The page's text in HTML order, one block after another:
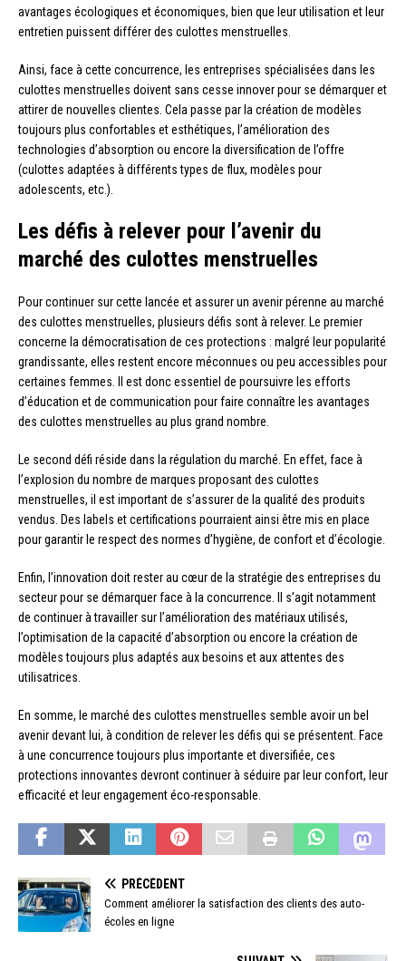
avantages écologiques et économiques, bien que leur utilisation et leur
entretien puissent différer des culottes menstruelles.
Ainsi, face à cette concurrence, les entreprises spécialisées dans les
culottes menstruelles doivent sans cesse innover pour se démarquer et
attirer de nouvelles clientes. Cela passe par la création de modèles
toujours plus confortables et esthétiques, l’amélioration des
technologies d’absorption ou encore la diversification de l’offre
(culottes adaptées à différents types de flux, modèles pour
adolescents, etc.).
Les défis à relever pour l’avenir du
marché des culottes menstruelles
Pour continuer sur cette lancée et assurer un avenir pérenne au marché
des culottes menstruelles, plusieurs défis sont à relever. Le premier
concerne la démocratisation de ces protections : malgré leur popularité
grandissante, elles restent encore méconnues ou peu accessibles pour
certaines femmes. Il est donc essentiel de poursuivre les efforts
d’éducation et de communication pour faire connaître les avantages
des culottes menstruelles au plus grand nombre.
Le second défi réside dans la régulation du marché. En effet, face à
l’explosion du nombre de marques proposant des culottes
menstruelles, il est important de s’assurer de la qualité des produits
vendus. Des labels et certifications pourraient ainsi être mis en place
pour garantir le respect des normes d’hygiène, de confort et d’écologie.
Enfin, l’innovation doit rester au cœur de la stratégie des entreprises du
secteur pour se démarquer face à la concurrence. Il s’agit notamment
de continuer à travailler sur l’amélioration des matériaux utilisés,
l’optimisation de la capacité d’absorption ou encore la création de
modèles toujours plus adaptés aux besoins et aux attentes des
utilisatrices.
En somme, le marché des culottes menstruelles semble avoir un bel
avenir devant lui, à condition de relever les défis qui se présentent. Face
à une concurrence toujours plus importante et diversifiée, ces
protections innovantes devront continuer à séduire par leur confort, leur
efficacité et leur engagement éco-responsable.
PRÉCÉDENT
Comment améliorer la satisfaction des clients des auto-
écoles en ligne